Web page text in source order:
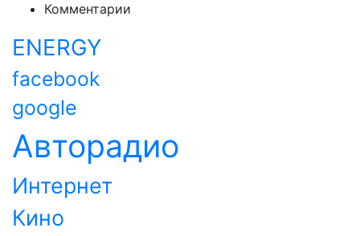
Комментарии
ENERGY
facebook
google
Авторадио
Интернет
Кино